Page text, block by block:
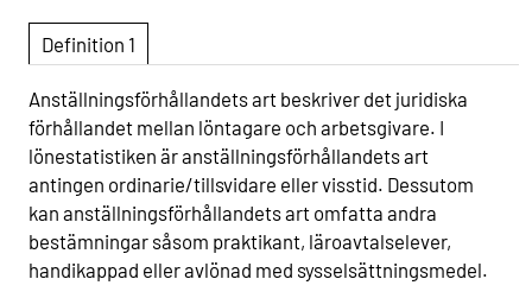
Definition 1
Anställningsförhållandets art beskriver det juridiska
förhållandet mellan löntagare och arbetsgivare. I
lönestatistiken är anställningsförhållandets art
antingen ordinarie/tillsvidare eller visstid. Dessutom
kan anställningsförhållandets art omfatta andra
bestämningar såsom praktikant, läroavtalselever,
handikappad eller avlönad med sysselsättningsmedel.